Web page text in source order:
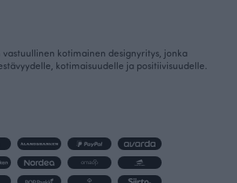
vastuullinen kotimainen designyritys, jonka
kotimaisuudelle ja positiivisuudelle.